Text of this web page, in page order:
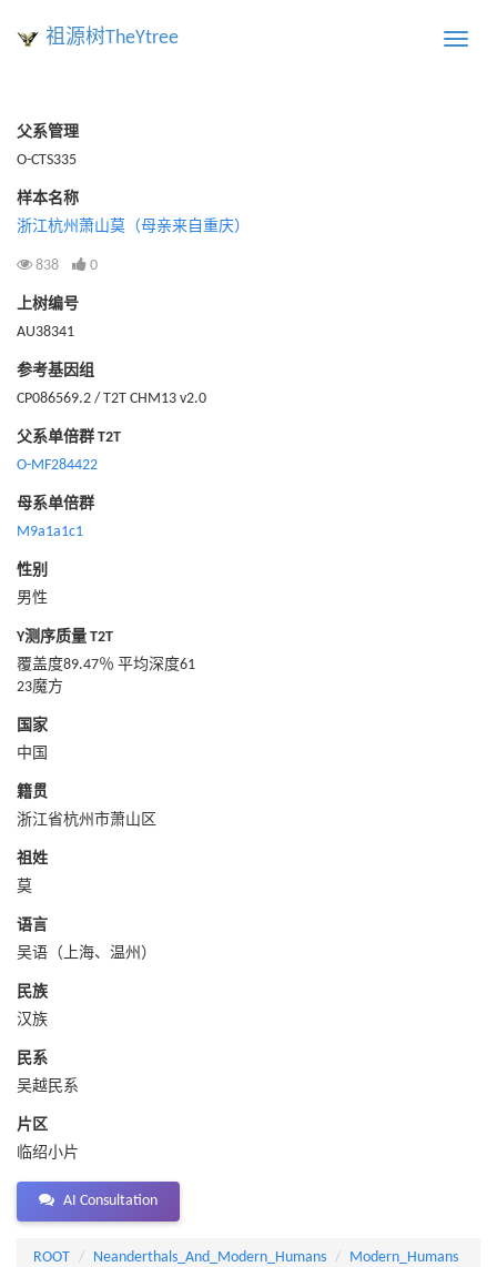
Toggle
祖源树TheYtree
父系管理
O-CTS335
样本名称
浙江杭州萧山莫（母亲来自重庆）
838 0
上树编号
AU38341
参考基因组
CP086569.2 / T2T CHM13 v2.0
父系单倍群 T2T
O-MF284422
母系单倍群
M9a1a1c1
性别
男性
Y测序质量 T2T
覆盖度89.47％ 平均深度61
23魔方
国家
中国
籍贯
浙江省杭州市萧山区
祖姓
莫
语言
吴语（上海、温州）
民族
汉族
民系
吴越民系
片区
临绍小片
AI Consultation
ROOT Neanderthals_And_Modern_Humans
Modern_Humans